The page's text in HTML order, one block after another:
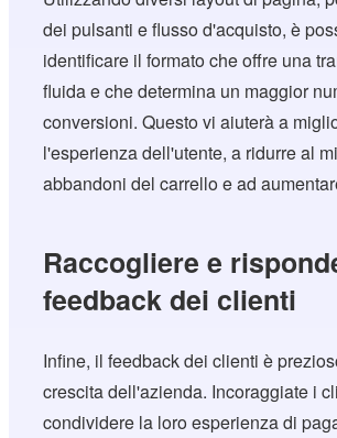
dei pulsanti e flusso d'acquisto, è
identificare il formato che offre una
fluida e che determina un maggior
conversioni. Questo vi aiuterà a
l'esperienza dell'utente, a ridurre al
abbandoni del carrello e ad
Raccogliere e
feedback dei clienti
Infine, il feedback dei clienti è
crescita dell'azienda. Incoraggiate i
condividere la loro esperienza di